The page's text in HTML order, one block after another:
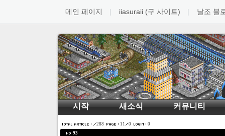
메인 페이지 iiasuraii (구 사이트) 날조 블
시작 새소식 커뮤니티
288 11 0
0
93